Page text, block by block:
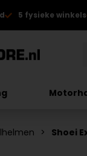
5 fysieke winkels
Shoei